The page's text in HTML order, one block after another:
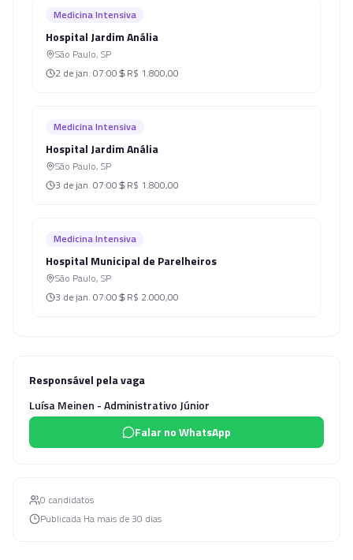
Medicina Intensiva
Hospital Jardim Anália
São Paulo, SP
2 de jan. 07:00 R$ 1.800,00
Medicina Intensiva
Hospital Jardim Anália
São Paulo, SP
3 de jan. 07:00 R$ 1.800,00
Medicina Intensiva
Hospital Municipal de Parelheiros
São Paulo, SP
3 de jan. 07:00 R$ 2.000,00
Responsável pela vaga
Luísa Meinen - Administrativo Júnior
Falar no WhatsApp
0 candidatos
Publicada Ha mais de 30 dias